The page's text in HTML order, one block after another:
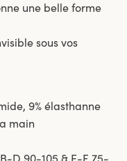
une belle forme
sous vos
9% élasthanne
main